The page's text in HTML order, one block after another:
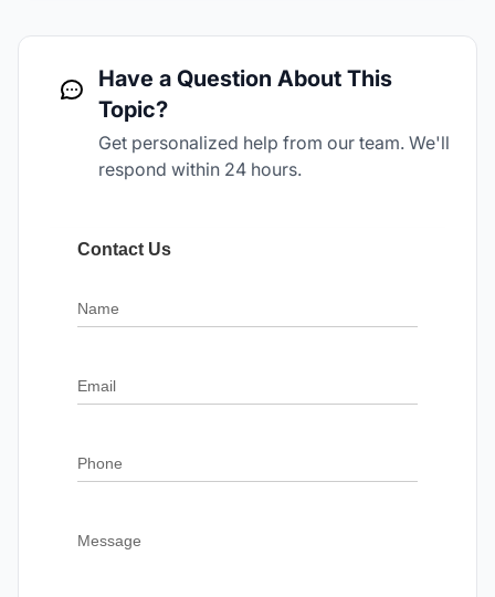
Have a Question About This
Topic?
Get personalized help from our team. We'll
respond within 24 hours.